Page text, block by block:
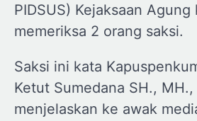
PIDSUS) Kejaksaan Agung
memeriksa 2 orang saksi.
Saksi ini kata
Ketut Sumedana SH.,
menjelaskan ke awak